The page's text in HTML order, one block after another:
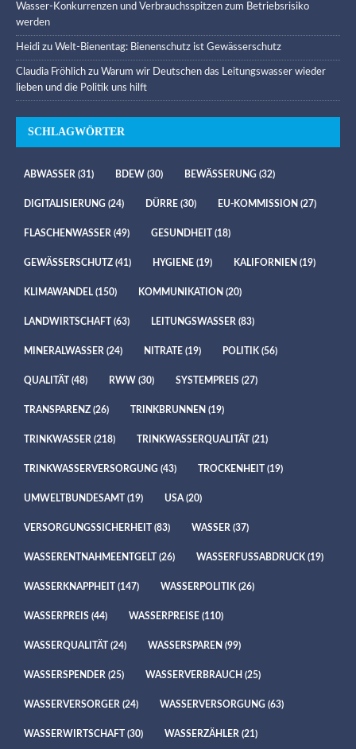
Wasser-Konkurrenzen und Verbrauchsspitzen zum Betriebsrisiko
werden
Heidi zu Welt-Bienentag: Bienenschutz ist Gewässerschutz
Claudia Fröhlich zu Warum wir Deutschen das Leitungswasser wieder
lieben und die Politik uns hilft
SCHLAGWÖRTER
ABWASSER (31) BDEW (30) BEWÄSSERUNG (32)
DIGITALISIERUNG (24) DÜRRE (30) EU-KOMMISSION (27)
FLASCHENWASSER (49) GESUNDHEIT (18)
GEWÄSSERSCHUTZ (41) HYGIENE (19) KALIFORNIEN (19)
KLIMAWANDEL (150) KOMMUNIKATION (20)
LANDWIRTSCHAFT (63) LEITUNGSWASSER (83)
MINERALWASSER (24) NITRATE (19) POLITIK (56)
QUALITÄT (48) RWW (30) SYSTEMPREIS (27)
TRANSPARENZ (26) TRINKBRUNNEN (19)
TRINKWASSER (218) TRINKWASSERQUALITÄT (21)
TRINKWASSERVERSORGUNG (43) TROCKENHEIT (19)
UMWELTBUNDESAMT (19) USA (20)
VERSORGUNGSSICHERHEIT (83) WASSER (37)
WASSERENTNAHMEENTGELT (26) WASSERFUSSABDRUCK (19)
WASSERKNAPPHEIT (147) WASSERPOLITIK (26)
WASSERPREIS (44) WASSERPREISE (110)
WASSERQUALITÄT (24) WASSERSPAREN (99)
WASSERSPENDER (25) WASSERVERBRAUCH (25)
WASSERVERSORGER (24) WASSERVERSORGUNG (63)
WASSERWIRTSCHAFT (30) WASSERZÄHLER (21)